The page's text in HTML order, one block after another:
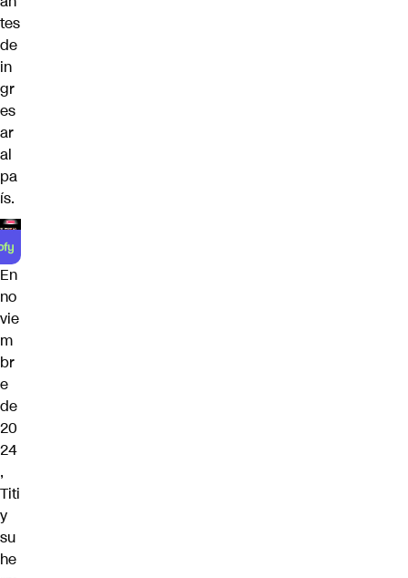
tes
de
in
gr
es
ar
al
pa
ís.
En
no
vie
m
br
e
de
20
24
,
Titi
y
su
he